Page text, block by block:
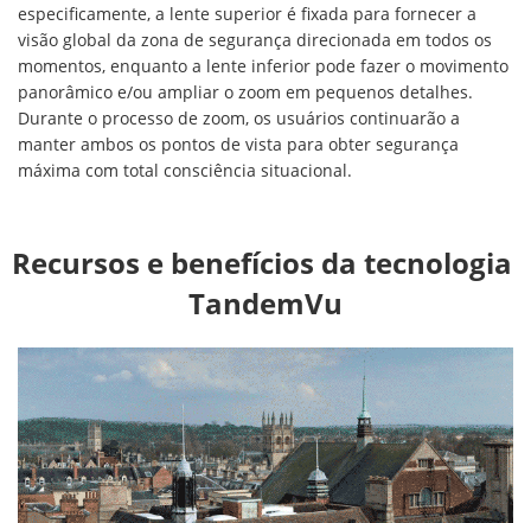
especificamente, a lente superior é fixada para fornecer a
visão global da zona de segurança direcionada em todos os
momentos, enquanto a lente inferior pode fazer o movimento
panorâmico e/ou ampliar o zoom em pequenos detalhes.
Durante o processo de zoom, os usuários continuarão a
manter ambos os pontos de vista para obter segurança
máxima com total consciência situacional.
Recursos e benefícios da tecnologia
TandemVu